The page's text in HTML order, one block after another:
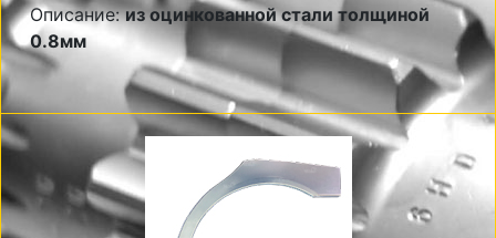
Описание:из оцинкованной стали толщиной
0.8мм